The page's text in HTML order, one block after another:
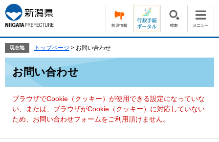
ー
ジ
の
頭
す。
ニ
ュ
ー
飛
て
現在地 トップページ > お問い合わせ
お問い合わせ
ブラウザでCookie（クッキー）が使用できる設定になっていな
い、または、ブラウザがCookie（クッキー）に対応していない
ため、お問い合わせフォームをご利用頂けません。